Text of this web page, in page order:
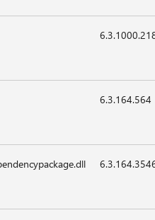
6.3.164.564